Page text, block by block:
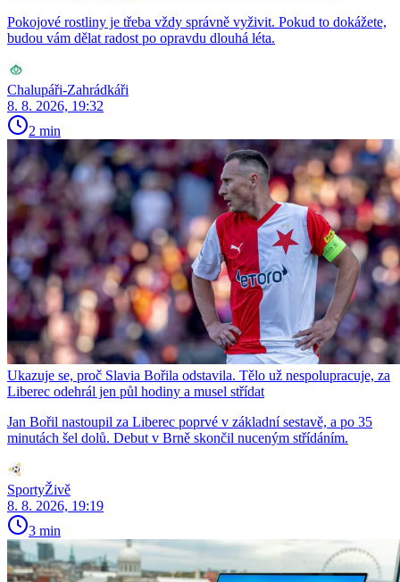
Pokojové rostliny je třeba vždy správně vyživit. Pokud to dokážete,
budou vám dělat radost po opravdu dlouhá léta.
Chalupáři-Zahrádkáři
8. 8. 2026, 19:32
2 min
Ukazuje se, proč Slavia Bořila odstavila. Tělo už nespolupracuje, za
Liberec odehrál jen půl hodiny a musel střídat
Jan Bořil nastoupil za Liberec poprvé v základní sestavě, a po 35
minutách šel dolů. Debut v Brně skončil nuceným střídáním.
SportyŽivě
8. 8. 2026, 19:19
3 min